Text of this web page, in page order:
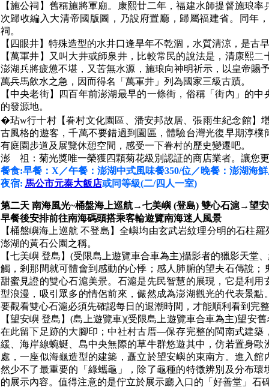
【施公祠】舊稱施將軍廟。康熙廿二年，福建水師提督施琅
次歸收編入大清帝國版圖，乃設府置廳，歸屬福建省。同年
祠。
【四眼井】特殊造型的水井口逢旱年不乾涸，水質清涼，是古
【萬軍井】又叫大井或師泉井，比較常民的說法是，清康熙
澎湖兵將疲憊不堪，又苦無水源，施琅向神明祈示，以皇帝賜
萬兵馬飲水之急，因而得名「萬軍井」列為國家三級古蹟。
【中央老街】四百年前澎湖最早的一條街，俗稱「街內」的
的發源地。
�玷w行十村【眷村文化園區、潘安邦故居、張雨生紀念館】
古風格的遊客，千萬不要錯過到園區，體驗台灣光復早期淳
有庭園步道及展覽休憩空間，感受一下眷村的歷史變遷吧。
澎 祖：菊光獎唯一榮獲四顆菊花級別認証的商店業者。讓您
餐食:早餐：X／午餐：澎湖中式風味餐350/位／晚餐：澎湖海鮮
夜宿: 馬公市元泰大飯店或同等級(二/四人一室)
第二天 南海風光~桶盤海上巡航→七美嶼 (登島) 雙心石滬→望
早餐後安排前往南海碼頭搭乘客輪遊覽南海迷人風景
【桶盤嶼海上巡航 不登島】全嶼均由玄武岩紋理分明的石柱
澎湖的黃石公園之稱。
【七美嶼 登島】(受限島上遊覽車合車為主)攝影者的獵影天
觸，剎那間就可體會到感動的心悸；感人肺腑的望夫石傳說
甜蜜見證的雙心石滬美景。石滬是先民智慧的展現，它是利
型浪漫，吸引眾多的情侶前來，儼然成為澎湖觀光的代表景
要觀看雙心石滬必須先確認每日的退潮時間，才能順利看到完
【望安嶼 登島】(島上遊覽車)(受限島上遊覽車合車為主)望安
在此留下足跡的大腳印；中社村古厝—保存完整的閩南式建
緩、海岸線蜿蜒、島中央無際的草牛群悠遊其中，仿若置身
處，一座似海龜造型的建築，矗立於望安嶼的東南方。進入
然少不了最重要的「綠蠵龜」，除了龜種的特徵辨別及分布
的展示內容。值得注意的是佇立於展示廳入口的「好善堂」